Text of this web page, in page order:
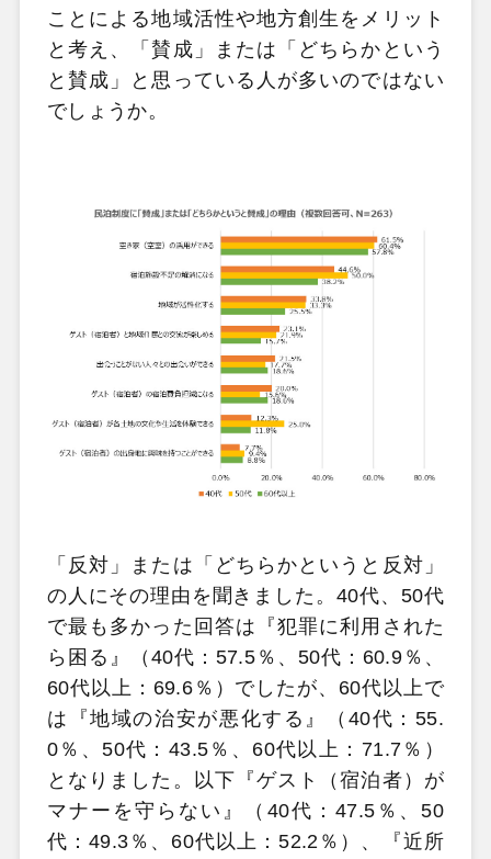
ことによる地域活性や地方創生をメリット
と考え、「賛成」または「どちらかという
と賛成」と思っている人が多いのではない
でしょうか。
「反対」または「どちらかというと反対」
の人にその理由を聞きました。40代、50代
で最も多かった回答は『犯罪に利用された
ら困る』（40代：57.5％、50代：60.9％、
60代以上：69.6％）でしたが、60代以上で
は『地域の治安が悪化する』（40代：55.
0％、50代：43.5％、60代以上：71.7％）
となりました。以下『ゲスト（宿泊者）が
マナーを守らない』（40代：47.5％、50
代：49.3％、60代以上：52.2％）、『近所